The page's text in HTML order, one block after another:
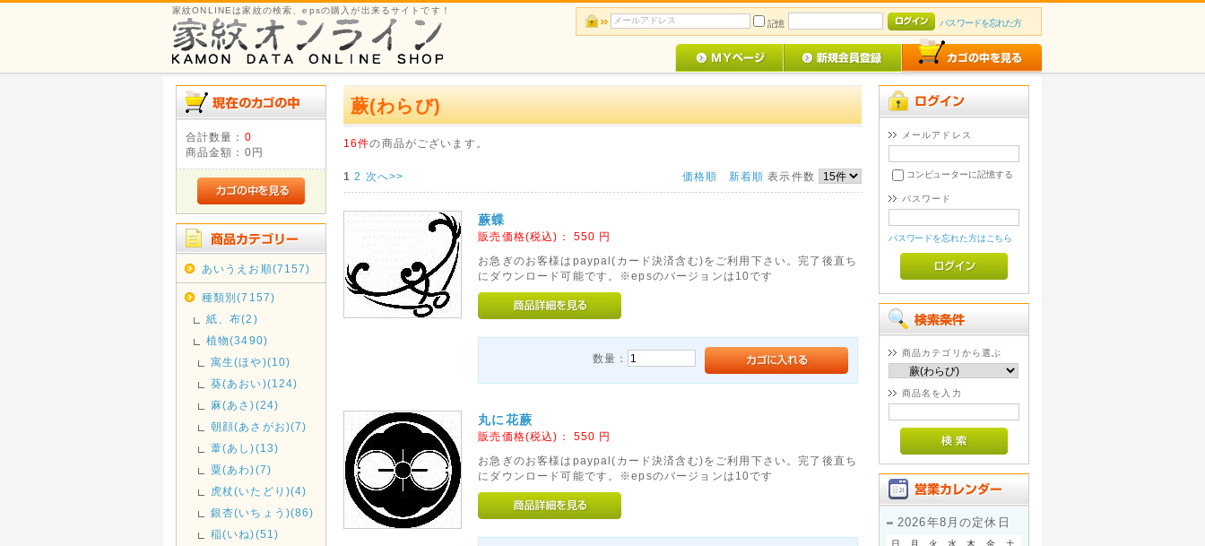
家紋ONLINEは家紋の検索、epsの購入が出来るサイトです！
記憶
パスワードを忘れた方
合計数量： 0
商品金額： 0円
あいうえお順(7157)
種類別(7157)
紙、布(2)
植物(3490)
寓生(ほや)(10)
葵(あおい)(124)
麻(あさ)(24)
朝顔(あさがお)(7)
葦(あし)(13)
粟(あわ)(7)
虎杖(いたどり)(4)
銀杏(いちょう)(86)
稲(いね)(51)
蕨(わらび)
16件の商品がございます。
価格順 新着順 表示件数
1 2 次へ>>
蕨蝶
販売価格(税込)： 550 円
お急ぎのお客様はpaypal(カード決済含む)をご利用下さい。完了後直ち
にダウンロード可能です。※epsのバージョンは10です
数量：
丸に花蕨
販売価格(税込)： 550 円
お急ぎのお客様はpaypal(カード決済含む)をご利用下さい。完了後直ち
にダウンロード可能です。※epsのバージョンは10です
メールアドレス
コンピューターに記憶する
パスワード
パスワードを忘れた方はこちら
商品カテゴリから選ぶ
商品名を入力
2026年8月の定休日
日 月 火 水 木 金
土